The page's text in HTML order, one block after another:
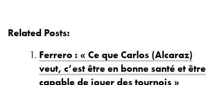
Related Posts:
Ferrero : « Ce que Carlos (Alcaraz)
veut, c’est être en bonne santé et être
capable de jouer des tournois »